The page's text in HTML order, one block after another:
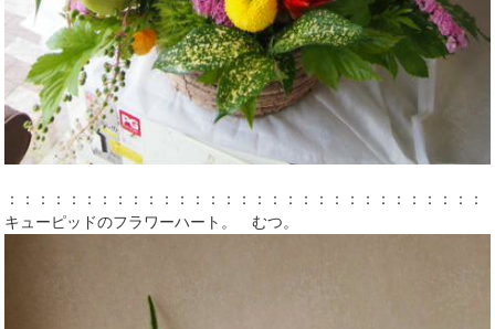
：：：：：：：：：：：：：：：：：：：：：：：：：：：：：：：
キューピッドのフラワーハート。 むつ。